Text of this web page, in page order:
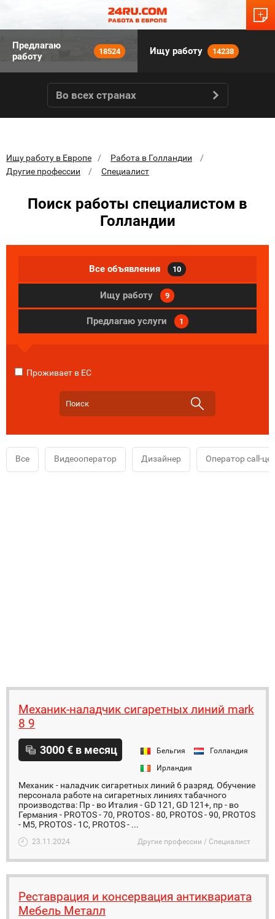
Предлагаю
работу
18524 Ищу работу 14238
Во всех странах
Ищу работу в Европе
Работа в Голландии
Другие профессии
Специалист
Поиск работы специалистом в
Голландии
Все объявления 10
Ищу работу 9
Предлагаю услуги 1
Проживает в ЕС
Все Видеооператор Дизайнер Оператор call-
Механик-нaлaдчик сигaретных линий mark
8 9
3000 € в месяц Бельгия
Голландия
Ирландия
Механик - наладчик сигаретных линий 6 разряд. Обучение
персонала работе на сигаретных линиях табачного
производства: Пр - во Италия - GD 121, GD 121+, пр - во
Германия - PROTOS - 70, PROTOS - 80, PROTOS - 90, PROTOS
- M5, PROTOS - 1C, PROTOS - ...
23.11.2024 Другие профессии / Специалист
Реставрация и консервация антиквариата
Мебель Металл